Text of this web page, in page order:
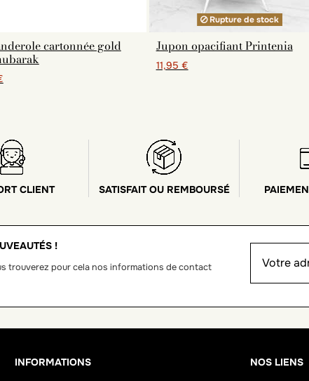
cartonnée gold
Rupture de stock
Jupon opacifiant Printenia
11,95 €
CLIENT SATISFAIT OU REMBOURSÉ
!
trouverez pour cela nos informations de contact
INFORMATIONS NOS LIENS